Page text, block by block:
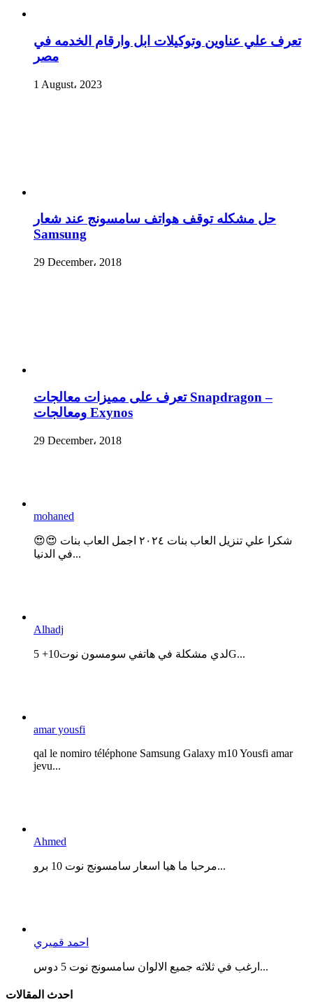
تعرف علي عناوين وتوكيلات ابل وارقام الخدمه في
مصر
1 August، 2023
حل مشكله توقف هواتف سامسونج عند شعار
Samsung
29 December، 2018
تعرف على مميزات معالجات Snapdragon –
ومعالجات Exynos
29 December، 2018
mohaned
😍😍 شكرا علي تنزيل العاب بنات ٢٠٢٤ اجمل العاب بنات
في الدنيا...
Alhadj
لدي مشكلة في هاتفي سومسون نوت10+ 5G...
amar yousfi
qal le nomiro téléphone Samsung Galaxy m10 Yousfi amar
jevu...
Ahmed
مرحبا ما هيا اسعار سامسونج نوت 10 برو...
احمد قميري
ارغب في ثلاثه جميع الالوان سامسونج نوت 5 دوس...
احدث المقالات